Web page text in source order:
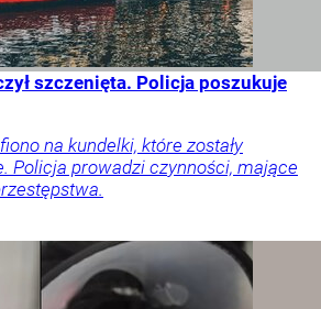
szczenięta. Policja poszukuje
na kundelki, które zostały
Policja prowadzi czynności, mające